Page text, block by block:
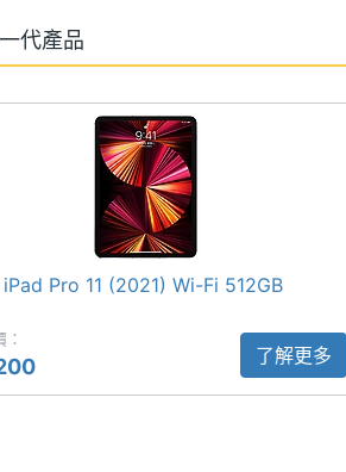
Pro 11 (2022) Wi-Fi 512GB 功
iPadOS 16 作業系統
2,388 x 1,668pixels 解析度螢幕（
RAM + 512GB ROM
6E、藍牙 5.3
觸控 Yes
120 Hz
格
素
代產品
Pro 11 (2021) Wi-Fi 512GB
了解更多